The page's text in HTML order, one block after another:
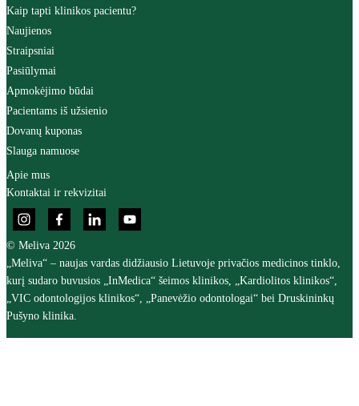
Kaip tapti klinikos pacientu?
Naujienos
Straipsniai
Pasiūlymai
Apmokėjimo būdai
Pacientams iš užsienio
Dovanų kuponas
Slauga namuose
Apie mus
Kontaktai ir rekvizitai
© Meliva 2026
„Meliva“ – naujas vardas didžiausio Lietuvoje privačios medicinos tinklo,
kurį sudaro buvusios „InMedica“ šeimos klinikos, „Kardiolitos klinikos“,
„VIC odontologijos klinikos“, „Panevėžio odontologai“ bei Druskininkų
Pušyno klinika.